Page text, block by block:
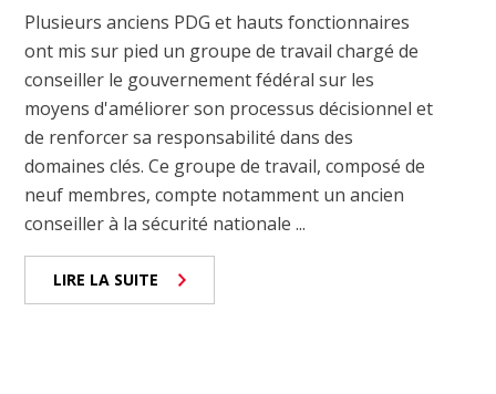
Plusieurs anciens PDG et hauts fonctionnaires
ont mis sur pied un groupe de travail chargé de
conseiller le gouvernement fédéral sur les
moyens d'améliorer son processus décisionnel et
de renforcer sa responsabilité dans des
domaines clés. Ce groupe de travail, composé de
neuf membres, compte notamment un ancien
conseiller à la sécurité nationale ...
LIRE LA SUITE